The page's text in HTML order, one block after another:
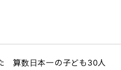
　算数日本一の子ども30人